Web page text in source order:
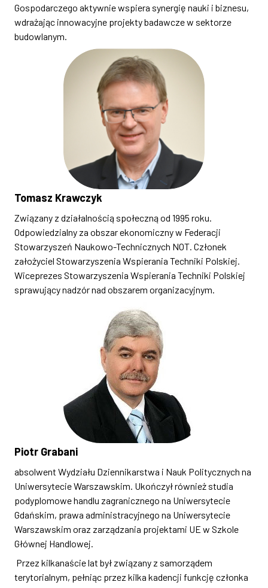
Gospodarczego aktywnie wspiera synergię nauki i biznesu,
wdrażając innowacyjne projekty badawcze w sektorze
budowlanym.
Tomasz Krawczyk
Związany z działalnością społeczną od 1995 roku.
Odpowiedzialny za obszar ekonomiczny w Federacji
Stowarzyszeń Naukowo-Technicznych NOT. Członek
założyciel Stowarzyszenia Wspierania Techniki Polskiej.
Wiceprezes Stowarzyszenia Wspierania Techniki Polskiej
sprawujący nadzór nad obszarem organizacyjnym.
Piotr Grabani
absolwent Wydziału Dziennikarstwa i Nauk Politycznych na
Uniwersytecie Warszawskim. Ukończył również studia
podyplomowe handlu zagranicznego na Uniwersytecie
Gdańskim, prawa administracyjnego na Uniwersytecie
Warszawskim oraz zarządzania projektami UE w Szkole
Głównej Handlowej.
Przez kilkanaście lat był związany z samorządem
terytorialnym, pełniąc przez kilka kadencji funkcję członka